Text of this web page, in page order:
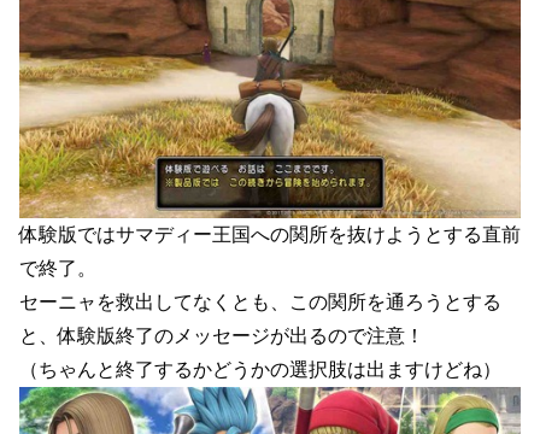
体験版ではサマディー王国への関所を抜けようとする直前
で終了。
セーニャを救出してなくとも、この関所を通ろうとする
と、体験版終了のメッセージが出るので注意！
（ちゃんと終了するかどうかの選択肢は出ますけどね）